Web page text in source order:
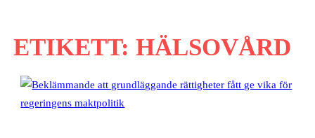
ETIKETT: HÄLSOVÅRD